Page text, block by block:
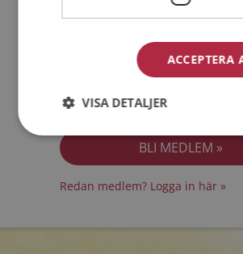
Personuppgiftspolicyn
Redan medlem? Logga in här »
ACCEPTERA
VISA DETALJER